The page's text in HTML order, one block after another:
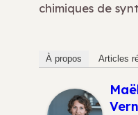
chimiques de
À propos Articles